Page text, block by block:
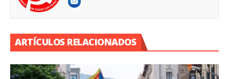
ARTÍCULOS RELACIONADOS